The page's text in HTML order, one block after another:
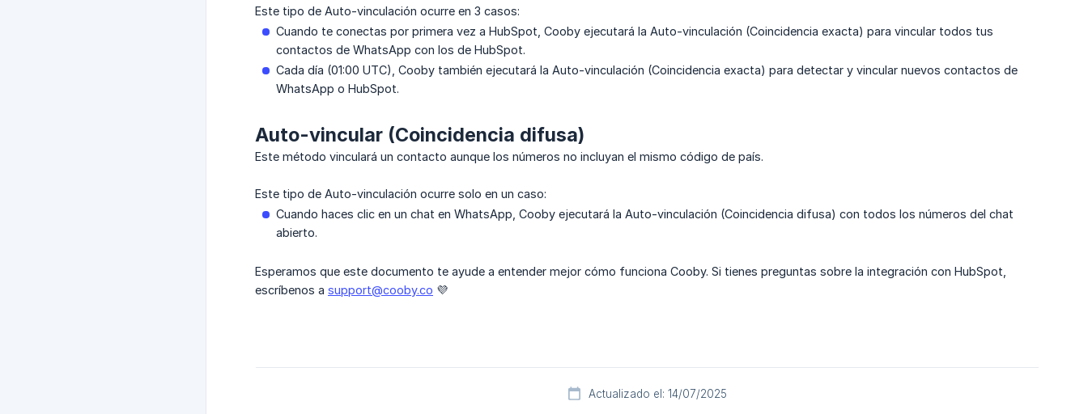
Este tipo de Auto-vinculación ocurre en 3 casos:
Cuando te conectas por primera vez a HubSpot, Cooby ejecutará la Auto-vinculación (Coincidencia exacta) para vincular todos tus
contactos de WhatsApp con los de HubSpot.
Cada día (01:00 UTC), Cooby también ejecutará la Auto-vinculación (Coincidencia exacta) para detectar y vincular nuevos contactos de
WhatsApp o HubSpot.
Auto-vincular (Coincidencia difusa)
Este método vinculará un contacto aunque los números no incluyan el mismo código de país.
Este tipo de Auto-vinculación ocurre solo en un caso:
Cuando haces clic en un chat en WhatsApp, Cooby ejecutará la Auto-vinculación (Coincidencia difusa) con todos los números del chat
abierto.
Esperamos que este documento te ayude a entender mejor cómo funciona Cooby. Si tienes preguntas sobre la integración con HubSpot,
escríbenos a support@cooby.co 💜
Actualizado el: 14/07/2025